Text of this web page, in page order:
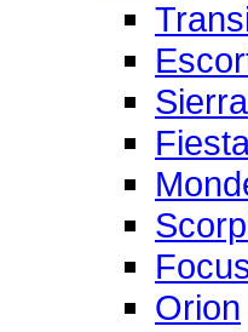
Sierra
Orion